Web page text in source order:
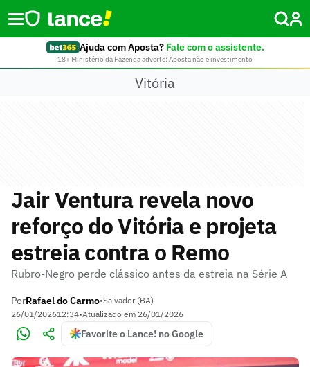
Ajuda com Aposta? Fale com o assistente.
18+ Ministério da Fazenda adverte: Aposta não é investimento
Vitória
Jair Ventura revela novo
reforço do Vitória e projeta
estreia contra o Remo
Rubro-Negro perde clássico antes da estreia na Série A
PorRafael do Carmo•Salvador (BA)
26/01/202612:34•Atualizado em 26/01/2026
Favorite o Lance! no Google